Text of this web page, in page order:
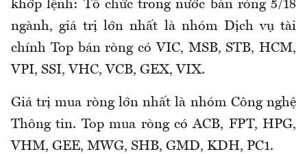
khớp lệnh: Tổ chức trong nước bán ròng 5/18
ngành, giá trị lớn nhất là nhóm Dịch vụ tài
chính Top bán ròng có VIC, MSB, STB, HCM,
VPI, SSI, VHC, VCB, GEX, VIX.
Giá trị mua ròng lớn nhất là nhóm Công nghệ
Thông tin. Top mua ròng có ACB, FPT, HPG,
VHM, GEE, MWG, SHB, GMD, KDH, PC1.